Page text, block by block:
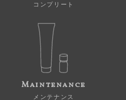
コンプリート
Maintenance
メンテナンス